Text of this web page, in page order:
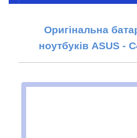
Оригінальна
ноутбуків ASUS -